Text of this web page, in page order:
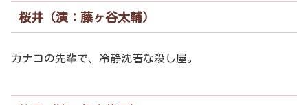
桜井（演：藤ヶ谷太輔）
カナコの先輩で、冷静沈着な殺し屋。